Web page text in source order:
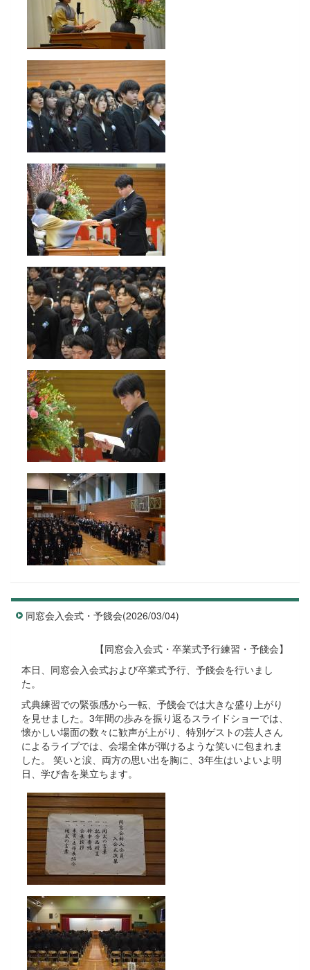
同窓会入会式・予餞会(2026/03/04)
【同窓会入会式・卒業式予行練習・予餞会】
本日、同窓会入会式および卒業式予行、予餞会を行いまし
た。
式典練習での緊張感から一転、予餞会では大きな盛り上がり
を見せました。3年間の歩みを振り返るスライドショーでは、
懐かしい場面の数々に歓声が上がり、特別ゲストの芸人さん
によるライブでは、会場全体が弾けるような笑いに包まれま
した。 笑いと涙、両方の思い出を胸に、3年生はいよいよ明
日、学び舎を巣立ちます。